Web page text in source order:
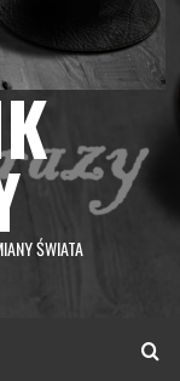
ŚWIATA